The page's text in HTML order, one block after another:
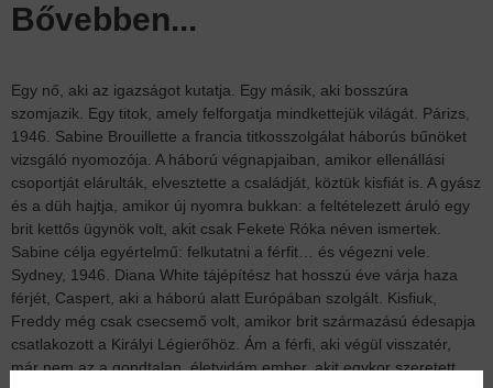
Bővebben...
Egy nő, aki az igazságot kutatja. Egy másik, aki bosszúra
szomjazik. Egy titok, amely felforgatja mindkettejük világát. Párizs,
1946. Sabine Brouillette a francia titkosszolgálat háborús bűnöket
vizsgáló nyomozója. A háború végnapjaiban, amikor ellenállási
csoportját elárulták, elvesztette a családját, köztük kisfiát is. A gyász
és a düh hajtja, amikor új nyomra bukkan: a feltételezett áruló egy
brit kettős ügynök volt, akit csak Fekete Róka néven ismertek.
Sabine célja egyértelmű: felkutatni a férfit… és végezni vele.
Sydney, 1946. Diana White tájépítész hat hosszú éve várja haza
férjét, Caspert, aki a háború alatt Európában szolgált. Kisfiuk,
Freddy még csak csecsemő volt, amikor brit származású édesapja
csatlakozott a Királyi Légierőhöz. Ám a férfi, aki végül visszatér,
már nem az a gondtalan, életvidám ember, akit egykor szeretett.